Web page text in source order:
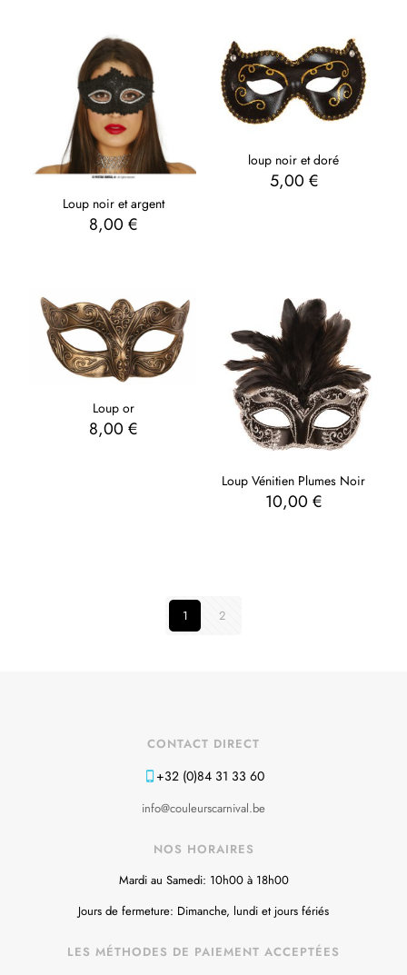
Loup noir et argent
8,00€
loup noir et doré
5,00 €
Loup or
8,00€
Loup Vénitien Plumes Noir
10,00€
1 2
CONTACT DIRECT
+32 (0)84 31 33 60
info@couleurscarnival.be
NOS HORAIRES
Mardi au Samedi: 10h00 à 18h00
Jours de fermeture: Dimanche, lundi et jours fériés
LES MÉTHODES DE PAIEMENT ACCEPTÉES